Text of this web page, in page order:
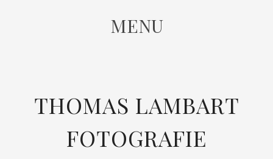
MENU
TO
CONTENT
THOMAS LAMBART
FOTOGRAFIE